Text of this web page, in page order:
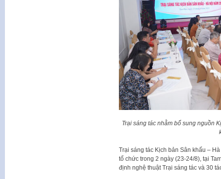
Trại sáng tác nhằm bổ sung nguồn
Trại sáng tác Kịch bản Sân khấu –
tổ chức trong 2 ngày (23-24/8), tại
định nghệ thuật Trại sáng tác và 30